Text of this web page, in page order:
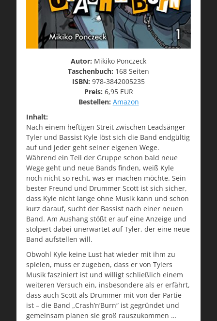
Autor: Mikiko Ponczeck
Taschenbuch: 168 Seiten
ISBN: 978-3842005235
Preis: 6,95 EUR
Bestellen: Amazon
Inhalt:
Nach einem heftigen Streit zwischen Leadsänger
Tyler und Bassist Kyle löst sich die Band endgültig
auf und jeder geht seiner eigenen Wege.
Während ein Teil der Gruppe schon bald neue
Wege geht und neue Bands finden, weiß Kyle
noch nicht so recht, was er machen möchte. Sein
bester Freund und Drummer Scott ist sich sicher,
dass Kyle nicht lange ohne Musik kann und schon
kurz darauf, sucht der Bassist nach einer neuen
Band. Am Aushang stößt er auf eine Anzeige und
stolpert dabei unerwartet auf Tyler, der eine neue
Band aufstellen will.
Obwohl Kyle keine Lust hat wieder mit ihm zu
spielen, muss er zugeben, dass er von Tylers
Musik fasziniert ist und willigt schließlich einem
weiteren Versuch ein, insbesondere als er erfährt,
dass auch Scott als Drummer mit von der Partie
ist – die Band „Crash’n’Burn“ ist gegründet und
gemeinsam planen sie groß rauszukommen …